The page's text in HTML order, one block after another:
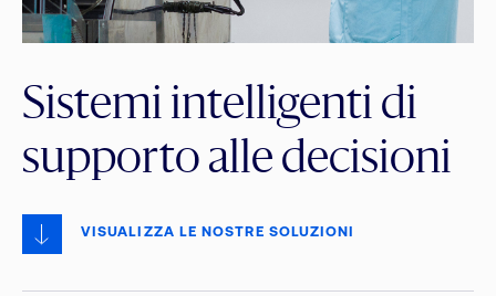
Sistemi intelligenti di
supporto alle decisioni
VISUALIZZA LE NOSTRE SOLUZIONI